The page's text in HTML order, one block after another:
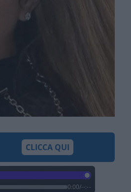
CLICCA QUI
0:00/--:--